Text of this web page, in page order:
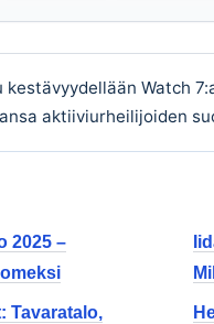
kestävyydellään Watch
aktiiviurheilijoiden
2025 –
Tavaratalo,